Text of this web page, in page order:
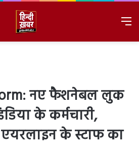
नए फैशनेबल लुक
के कर्मचारी,
के स्टाफ का